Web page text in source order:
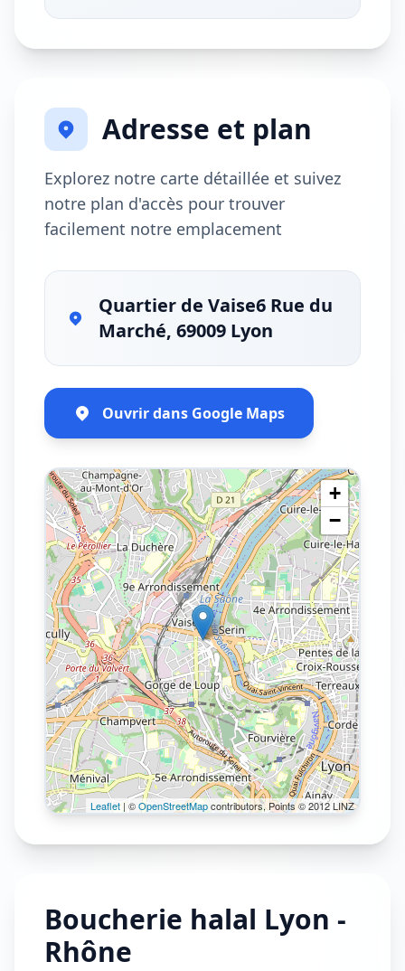
Adresse et plan
Explorez notre carte détaillée et suivez
notre plan d'accès pour trouver
facilement notre emplacement
Quartier de Vaise6 Rue du
Marché, 69009 Lyon
Ouvrir dans Google Maps
+
−
Leaflet | ©OpenStreetMapcontributors, Points © 2012 LINZ
Boucherie halal Lyon -
Rhône